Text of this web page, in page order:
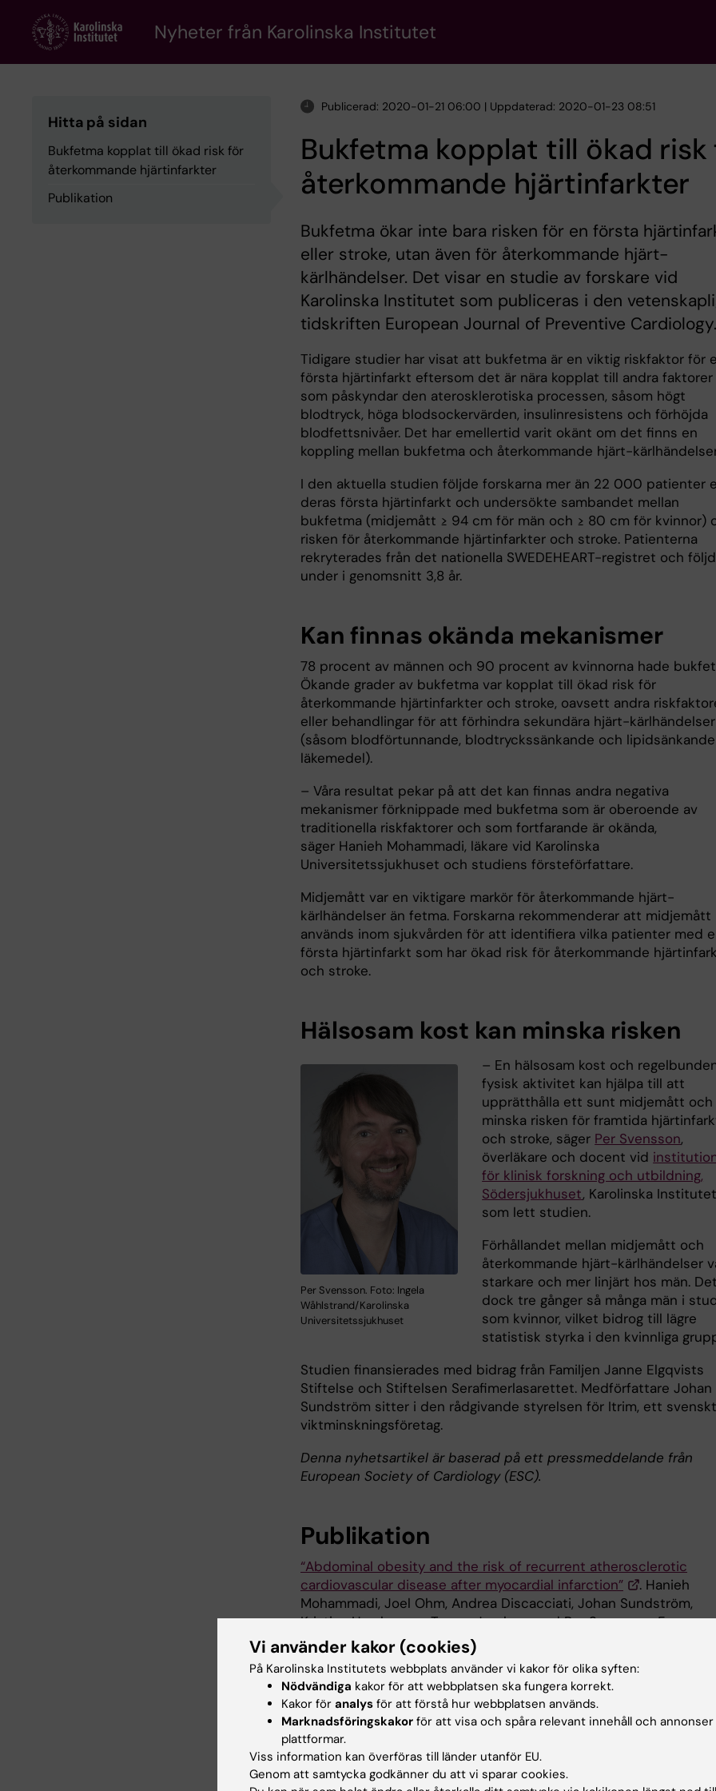
content
Nyheter från Karolinska Institutet
Hitta på sidan
Bukfetma kopplat till ökad risk för
återkommande hjärtinfarkter
Publikation
Publicerad: 2020-01-21 06:00 | Uppdaterad: 2020-01-23 08:51
Bukfetma kopplat till ökad risk
återkommande hjärtinfarkter
Bukfetma ökar inte bara risken för en första
eller stroke, utan även för återkommande hjärt-
kärlhändelser. Det visar en studie av forskare vid
Karolinska Institutet som publiceras i den
tidskriften European Journal of Preventive Cardiology.
Tidigare studier har visat att bukfetma är en viktig riskfaktor för
första hjärtinfarkt eftersom det är nära kopplat till andra faktorer
som påskyndar den aterosklerotiska processen, såsom högt
blodtryck, höga blodsockervärden, insulinresistens och förhöjda
blodfettsnivåer. Det har emellertid varit okänt om det finns en
koppling mellan bukfetma och återkommande hjärt-
I den aktuella studien följde forskarna mer än 22 000 patienter
deras första hjärtinfarkt och undersökte sambandet mellan
bukfetma (midjemått ≥ 94 cm för män och ≥ 80 cm för kvinnor)
risken för återkommande hjärtinfarkter och stroke. Patienterna
rekryterades från det nationella SWEDEHEART-registret och
under i genomsnitt 3,8 år.
Kan finnas okända mekanismer
78 procent av männen och 90 procent av kvinnorna hade
Ökande grader av bukfetma var kopplat till ökad risk för
återkommande hjärtinfarkter och stroke, oavsett andra
eller behandlingar för att förhindra sekundära hjärt-kärlhändelser
(såsom blodförtunnande, blodtryckssänkande och lipidsänkande
läkemedel).
– Våra resultat pekar på att det kan finnas andra negativa
mekanismer förknippade med bukfetma som är oberoende av
traditionella riskfaktorer och som fortfarande är okända,
säger Hanieh Mohammadi, läkare vid Karolinska
Universitetssjukhuset och studiens försteförfattare.
Midjemått var en viktigare markör för återkommande hjärt-
kärlhändelser än fetma. Forskarna rekommenderar att midjemått
används inom sjukvården för att identifiera vilka patienter med
första hjärtinfarkt som har ökad risk för återkommande
och stroke.
Hälsosam kost kan minska risken
Per Svensson. Foto: Ingela
Wåhlstrand/Karolinska
Universitetssjukhuset
– En hälsosam kost och
fysisk aktivitet kan hjälpa till att
upprätthålla ett sunt midjemått och
minska risken för framtida
och stroke, säger Per Svensson,
överläkare och docent vid
för klinisk forskning och utbildning,
Södersjukhuset, Karolinska
som lett studien.
Förhållandet mellan midjemått och
återkommande hjärt-kärlhändelser
starkare och mer linjärt hos män.
dock tre gånger så många män i
som kvinnor, vilket bidrog till lägre
statistisk styrka i den kvinnliga
Studien finansierades med bidrag från Familjen Janne Elgqvists
Stiftelse och Stiftelsen Serafimerlasarettet. Medförfattare Johan
Sundström sitter i den rådgivande styrelsen för Itrim, ett svenskt
viktminskningsföretag.
Denna nyhetsartikel är baserad på ett pressmeddelande från
European Society of Cardiology (ESC).
Publikation
“Abdominal obesity and the risk of recurrent atherosclerotic
cardiovascular disease after myocardial infarction”
. Hanieh
Mohammadi, Joel Ohm, Andrea Discacciati, Johan Sundström,
Kristina Hambraeus, Tomas Jernberg and Per Svensson.European
Journal of Preventive Cardiology
doi:10.1177/2047487319898019.
Tags
Hjärt-kärlsjukdomar Metabolism Stroke
Vi använder kakor (cookies)
På Karolinska Institutets webbplats använder vi kakor för olika syften:
Nödvändiga kakor för att webbplatsen ska fungera korrekt.
Kakor för analys för att förstå hur webbplatsen används.
Marknadsföringskakor för att visa och spåra relevant innehåll och
plattformar.
Viss information kan överföras till länder utanför EU.
Genom att samtycka godkänner du att vi sparar cookies.